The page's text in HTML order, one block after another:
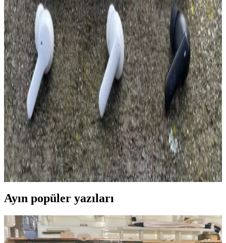
Kablosuz fareler, kullanım kolaylığı ve estetik avantajlar sunar.
Farklı modellerin DPI, bağlantı ve ergonomik özellikleri,
kullanıcıların ihtiyaçlarına göre seçim yapmasını sağlar.
Uygun Fiyatlı Aktif Bluetooth Kulaklıklar: Piyasa
Özellikleri ve Değerlendirmeleri
Uygun fiyatlı aktif Bluetooth kulaklıklar, temel özellikleri ve piyasa
fiyat aralıklarıyla günlük kullanım için ideal seçenekler sunar.
Performans ve dayanıklılık açısından dikkat edilmesi gereken
noktaları içerir.
QCY T13 ve Huawei FreeBuds SE 2 Kulaklık
Karşılaştırması: Hangi Model Sizin İçin Uygun
QCY T13 ve Huawei FreeBuds SE 2 modellerinin tasarım, ses
kalitesi, pil ömrü ve ek özellikleri detaylı karşılaştırmasıyla,
kullanıcılara en uygun kulaklık seçiminde rehberlik sağlanıyor.
Ayın popüler yazıları